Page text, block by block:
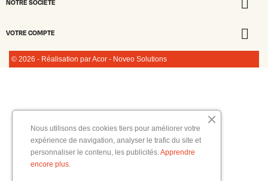
NOTRE SOCIÉTÉ 
VOTRE COMPTE 
© 2026 - Réalisation par Acor - Noveo Solutions
Nous utilisons des cookies tiers pour améliorer votre
expérience de navigation, analyser le trafic du site et
personnaliser le contenu, les publicités.Apprendre
encore plus.